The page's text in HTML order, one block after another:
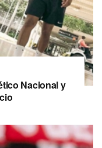
Nacional y